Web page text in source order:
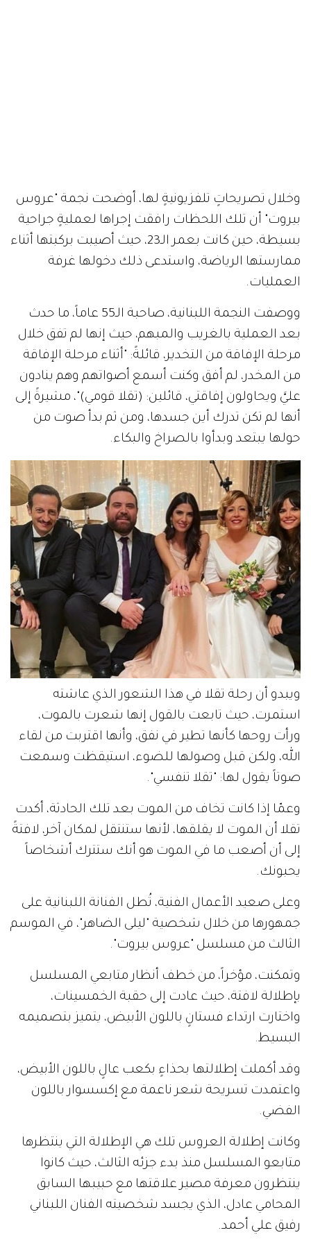
وخلال تصريحاتٍ تلفزيونيةٍ لها، أوضحت نجمة "عروس
بيروت" أن تلك اللحظات رافقت إجراها لعمليةٍ جراحية
بسيطة، حين كانت بعمر الـ23، حيث أصيبت بركبتها أثناء
ممارستها الرياضة، واستدعى ذلك دخولها غرفة
العمليات.
ووصفت النجمة اللبنانية، صاحبة الـ55 عاماً، ما حدث
بعد العملية بالغريب والمبهم، حيث إنها لم تفق خلال
مرحلة الإفاقة من التخدير، قائلةً: "أثناء مرحلة الإفاقة
من المخدر، لم أفق وكنت أسمع أصواتهم وهم ينادون
عليَّ ويحاولون إفاقتي، قائلين: (تقلا قومي)"، مشيرةً إلى
أنها لم تكن تدرك أين جسدها، ومن ثم بدأ صوت من
حولها يبتعد وبدأوا بالصراخ والبكاء.
ويبدو أن رحلة تقلا في هذا الشعور الذي عاشته
استمرت، حيث تابعت بالقول إنها شعرت بالموت،
ورأت روحها كأنها تطير في نفق، وأنها اقتربت من لقاء
الله، ولكن قبل وصولها للضوء، استيقظت وسمعت
صوتاً يقول لها: "تقلا تنفسي".
وعمّا إذا كانت تخاف من الموت بعد تلك الحادثة، أكدت
تقلا أن الموت لا يقلقها، لأنها ستنتقل لمكان آخر، لافتةً
إلى أن أصعب ما في الموت هو أنك ستترك أشخاصاً
يحبونك.
وعلى صعيد الأعمال الفنية، تُطل الفنانة اللبنانية على
جمهورها من خلال شخصية "ليلى الضاهر"، في الموسم
الثالث من مسلسل "عروس بيروت".
وتمكنت، مؤخراً، من خطف أنظار متابعي المسلسل
بإطلالة لافتة، حيث عادت إلى حقبة الخمسينات،
واختارت ارتداء فستانٍ باللون الأبيض، يتميز بتصميمه
البسيط.
وقد أكملت إطلالتها بحذاءٍ بكعب عالٍ باللون الأبيض،
واعتمدت تسريحة شعر ناعمة مع إكسسوار باللون
الفضي.
وكانت إطلالة العروس تلك هي الإطلالة التي ينتظرها
متابعو المسلسل منذ بدء جزئه الثالث، حيث كانوا
ينتظرون معرفة مصير علاقتها مع حبيبها السابق
المحامي عادل، الذي يجسد شخصيته الفنان اللبناني
رفيق علي أحمد.